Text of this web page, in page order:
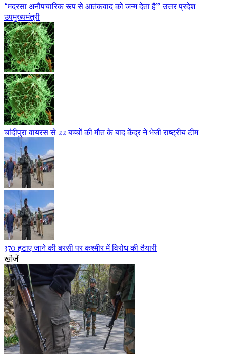
“मदरसा अनौपचारिक रूप से आतंकवाद को जन्म देता है” उत्तर प्रदेश
उपमुख्यमंत्री
चांदीपुरा वायरस से 22 बच्चों की मौत के बाद केंद्र ने भेजी राष्ट्रीय टीम
370 हटाए जाने की बरसी पर कश्मीर में विरोध की तैयारी
खोजें